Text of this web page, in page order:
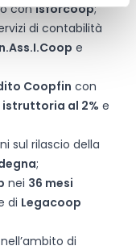
conIsforcoop;
di contabilità
e
Coopfin con
istruttoria al 2% e
sul rilascio della
;
nei 36 mesi
di Legacoop
di